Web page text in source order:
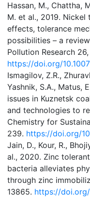
Hassan, M., Chattha,
M. et al., 2019.
effects, tolerance
possibilities – a
Pollution Research
https://doi.org/
Ismagilov, Z.R.,
Yashnik, S.A., Matus,
issues in Kuznetsk
and technologies to
Chemistry for
239. https://doi.org/
Jain, D., Kour, R.,
al., 2020. Zinc
bacteria alleviates
through zinc
13865. https://